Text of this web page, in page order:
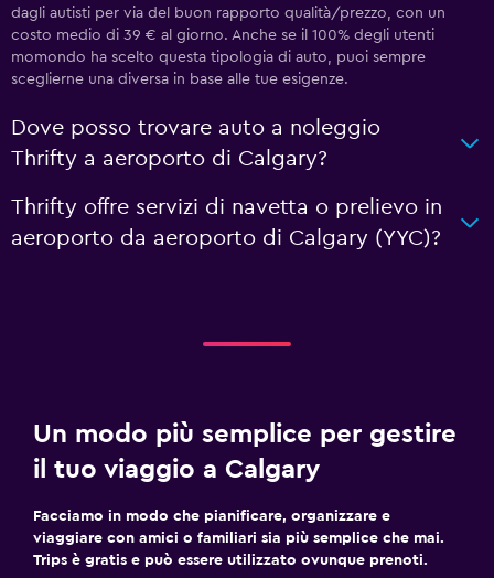
dagli autisti per via del buon rapporto qualità/prezzo, con un
costo medio di 39 € al giorno. Anche se il 100% degli utenti
momondo ha scelto questa tipologia di auto, puoi sempre
sceglierne una diversa in base alle tue esigenze.
Dove posso trovare auto a noleggio
Thrifty a aeroporto di Calgary?
Thrifty offre servizi di navetta o prelievo in
aeroporto da aeroporto di Calgary (YYC)?
Un modo più semplice per gestire
il tuo viaggio a Calgary
Facciamo in modo che pianificare, organizzare e
viaggiare con amici o familiari sia più semplice che mai.
Trips è gratis e può essere utilizzato ovunque prenoti.